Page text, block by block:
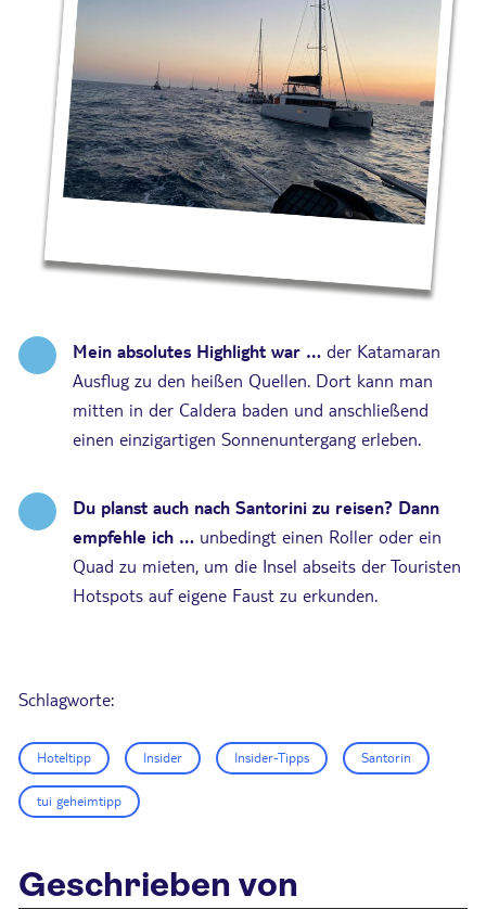
Mein absolutes Highlight war … der Katamaran
Ausflug zu den heißen Quellen. Dort kann man
mitten in der Caldera baden und anschließend
einen einzigartigen Sonnenuntergang erleben.
Du planst auch nach Santorini zu reisen? Dann
empfehle ich … unbedingt einen Roller oder ein
Quad zu mieten, um die Insel abseits der Touristen
Hotspots auf eigene Faust zu erkunden.
Schlagworte:
Hoteltipp Insider Insider-Tipps Santorin
tui geheimtipp
Geschrieben von